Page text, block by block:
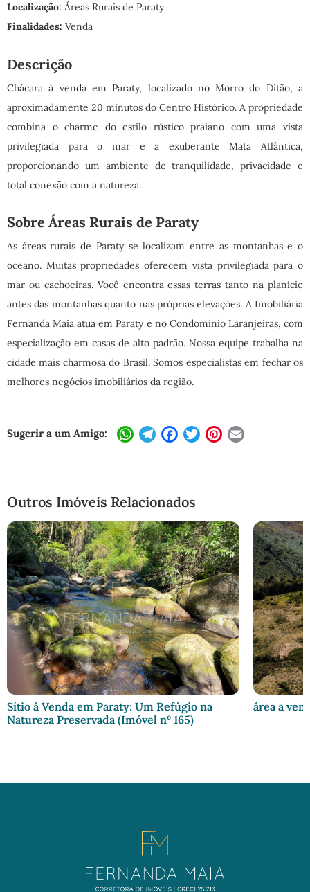
Localização: Áreas Rurais de Paraty
Finalidades: Venda
Descrição
Chácara à venda em Paraty, localizado no Morro do Ditão, a
aproximadamente 20 minutos do Centro Histórico. A propriedade
combina o charme do estilo rústico praiano com uma vista
privilegiada para o mar e a exuberante Mata Atlântica,
proporcionando um ambiente de tranquilidade, privacidade e
total conexão com a natureza.
Sobre Áreas Rurais de Paraty
As áreas rurais de Paraty se localizam entre as montanhas e o
oceano. Muitas propriedades oferecem vista privilegiada para o
mar ou cachoeiras. Você encontra essas terras tanto na planície
antes das montanhas quanto nas próprias elevações. A Imobiliária
Fernanda Maia atua em Paraty e no Condomínio Laranjeiras, com
especialização em casas de alto padrão. Nossa equipe trabalha na
cidade mais charmosa do Brasil. Somos especialistas em fechar os
melhores negócios imobiliários da região.
Sugerir a um Amigo: WhatsApp
TelegramFacebookTwitterPinterest
Outros Imóveis Relacionados
Sítio à Venda em Paraty: Um Refúgio na
Natureza Preservada (Imóvel nº 165)
área a